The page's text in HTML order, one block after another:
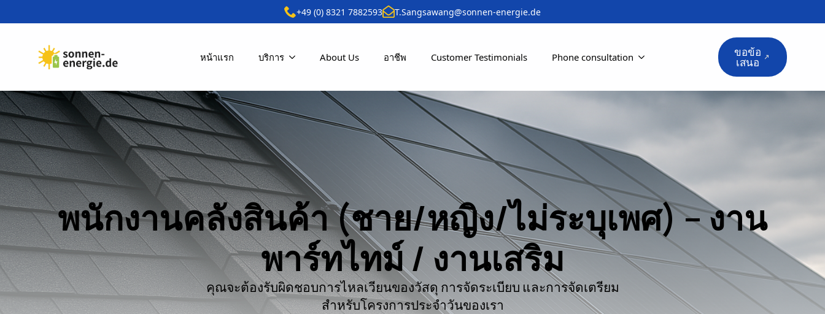
+49 (0) 8321 7882593 T.Sangsawang@sonnen-energie.de
หน้าแรก บริการ About Us อาชีพ Customer Testimonials Phone consultation ขอข้อ
เสนอ
พนักงานคลังสินค้า (ชาย/หญิง/ไม่ระบุเพศ) – งาน
พาร์ทไทม์ / งานเสริม
คุณจะต้องรับผิดชอบการไหลเวียนของวัสดุ การจัดระเบียบ และการจัดเตรียม
สำหรับโครงการประจำวันของเรา